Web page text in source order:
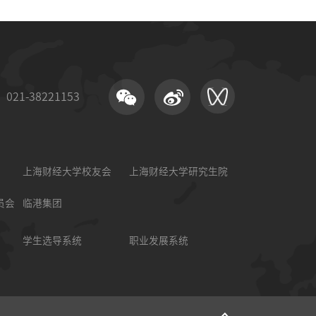
021-38221153
上海财经大学校友会 上海财经大学研究生院
会 临港集团
学生选导系统 职业发展系统